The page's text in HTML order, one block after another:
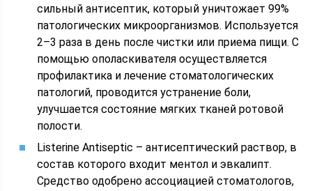
сильный антисептик, который уничтожает 99%
патологических микроорганизмов. Используется
2–3 раза в день после чистки или приема пищи. С
помощью ополаскивателя осуществляется
профилактика и лечение стоматологических
патологий, проводится устранение боли,
улучшается состояние мягких тканей ротовой
полости.
Listerine Antiseptic – антисептический раствор, в
состав которого входит ментол и эвкалипт.
Средство одобрено ассоциацией стоматологов,